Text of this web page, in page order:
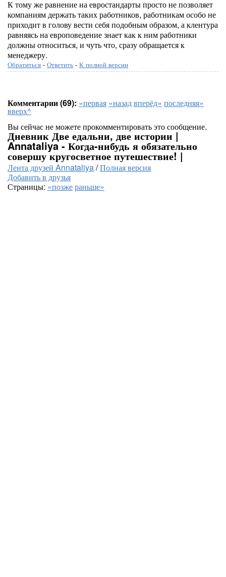
К тому же равнение на евростандарты просто не позволяет
компаниям держать таких работников, работникам особо не
приходит в голову вести себя подобным образом, а клентура
равняясь на европоведение знает как к ним работники
должны относиться, и чуть что, сразу обращается к
менеджеру.
Обратиться - Ответить - К полной версии
Комментарии (69): «первая «назадвперёд» последняя»
вверх^
Вы сейчас не можете прокомментировать это сообщение.
Дневник Две едальни, две истории |
Annataliya - Когда-нибудь я обязательно
совершу кругосветное путешествие! |
Лента друзей Annataliya/Полная версия
Добавить в друзья
Страницы: «позжераньше»